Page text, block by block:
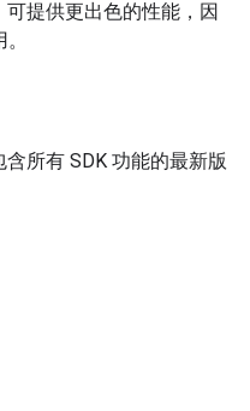
提供更出色的性能，因
所有 SDK 功能的最新版